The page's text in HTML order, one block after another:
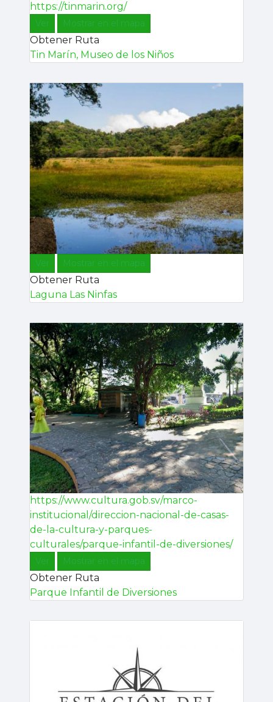
https://tinmarin.org/
Ver Mostrar en el mapa
Obtener Ruta
Tin Marín, Museo de los Niños
Ver Mostrar en el mapa
Obtener Ruta
Laguna Las Ninfas
https://www.cultura.gob.sv/marco-
institucional/direccion-nacional-de-casas-
de-la-cultura-y-parques-
culturales/parque-infantil-de-diversiones/
Ver Mostrar en el mapa
Obtener Ruta
Parque Infantil de Diversiones